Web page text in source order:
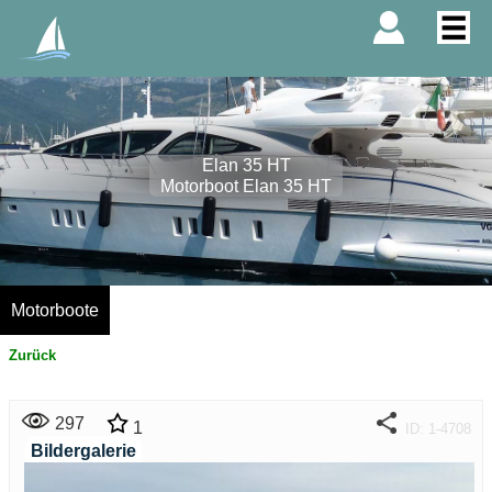
Elan 35 HT
Motorboot Elan 35 HT
Motorboote
Zurück
297 1 ID: 1-4708
Bildergalerie